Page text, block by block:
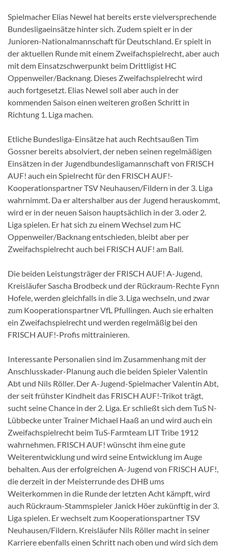
Spielmacher Elias Newel hat bereits erste vielversprechende
Bundesligaeinsätze hinter sich. Zudem spielt er in der
Junioren-Nationalmannschaft für Deutschland. Er spielt in
der aktuellen Runde mit einem Zweifachspielrecht, aber auch
mit dem Einsatzschwerpunkt beim Drittligist HC
Oppenweiler/Backnang. Dieses Zweifachspielrecht wird
auch fortgesetzt. Elias Newel soll aber auch in der
kommenden Saison einen weiteren großen Schritt in
Richtung 1. Liga machen.
Etliche Bundesliga-Einsätze hat auch Rechtsaußen Tim
Gossner bereits absolviert, der neben seinen regelmäßigen
Einsätzen in der Jugendbundesligamannschaft von FRISCH
AUF! auch ein Spielrecht für den FRISCH AUF!-
Kooperationspartner TSV Neuhausen/Fildern in der 3. Liga
wahrnimmt. Da er altershalber aus der Jugend herauskommt,
wird er in der neuen Saison hauptsächlich in der 3. oder 2.
Liga spielen. Er hat sich zu einem Wechsel zum HC
Oppenweiler/Backnang entschieden, bleibt aber per
Zweifachspielrecht auch bei FRISCH AUF! am Ball.
Die beiden Leistungsträger der FRISCH AUF! A-Jugend,
Kreisläufer Sascha Brodbeck und der Rückraum-Rechte Fynn
Hofele, werden gleichfalls in die 3. Liga wechseln, und zwar
zum Kooperationspartner VfL Pfullingen. Auch sie erhalten
ein Zweifachspielrecht und werden regelmäßig bei den
FRISCH AUF!-Profis mittrainieren.
Interessante Personalien sind im Zusammenhang mit der
Anschlusskader-Planung auch die beiden Spieler Valentin
Abt und Nils Röller. Der A-Jugend-Spielmacher Valentin Abt,
der seit frühster Kindheit das FRISCH AUF!-Trikot trägt,
sucht seine Chance in der 2. Liga. Er schließt sich dem TuS N-
Lübbecke unter Trainer Michael Haaß an und wird auch ein
Zweifachspielrecht beim TuS-Farmteam LIT Tribe 1912
wahrnehmen. FRISCH AUF! wünscht ihm eine gute
Weiterentwicklung und wird seine Entwicklung im Auge
behalten. Aus der erfolgreichen A-Jugend von FRISCH AUF!,
die derzeit in der Meisterrunde des DHB ums
Weiterkommen in die Runde der letzten Acht kämpft, wird
auch Rückraum-Stammspieler Janick Höer zukünftig in der 3.
Liga spielen. Er wechselt zum Kooperationspartner TSV
Neuhausen/Fildern. Kreisläufer Nils Röller macht in seiner
Karriere ebenfalls einen Schritt nach oben und wird sich dem